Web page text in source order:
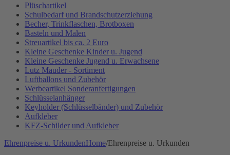
Plüschartikel
Schulbedarf und Brandschutzerziehung
Becher, Trinkflaschen, Brotboxen
Basteln und Malen
Streuartikel bis ca. 2 Euro
Kleine Geschenke Kinder u. Jugend
Kleine Geschenke Jugend u. Erwachsene
Lutz Mauder - Sortiment
Luftballons und Zubehör
Werbeartikel Sonderanfertigungen
Schlüsselanhänger
Keyholder (Schlüsselbänder) und Zubehör
Aufkleber
KFZ-Schilder und Aufkleber
Ehrenpreise u. UrkundenHome/Ehrenpreise u. Urkunden